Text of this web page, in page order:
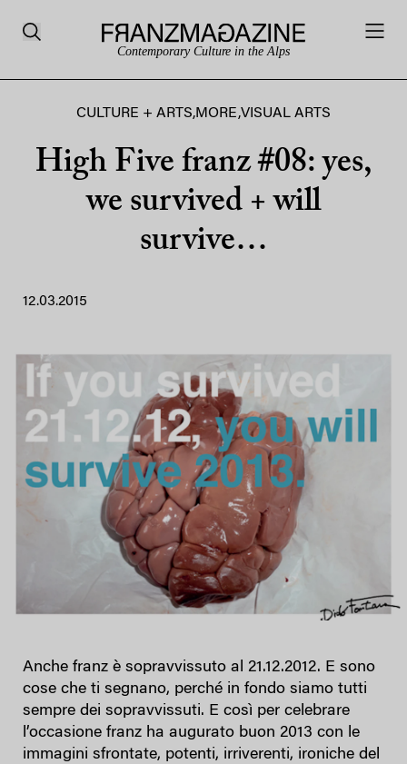
Contemporary Culture in the Alps
CULTURE + ARTS,MORE,VISUAL ARTS
High Five franz #08: yes,
we survived + will
survive…
12.03.2015
Anche franz è sopravvissuto al 21.12.2012. E sono
cose che ti segnano, perché in fondo siamo tutti
sempre dei sopravvissuti. E così per celebrare
l’occasione franz ha augurato buon 2013 con le
immagini sfrontate, potenti, irriverenti, ironiche del